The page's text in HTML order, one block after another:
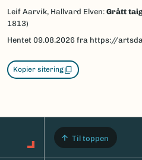
Leif Aarvik, Hallvard Elven: Grått
1813)
Hentet 09.08.2026 fra https://
Kopier sitering
Til toppen